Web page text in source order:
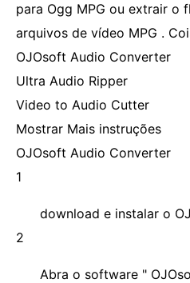
para Ogg MPG ou extrair o
arquivos de vídeo MPG .
OJOsoft Audio Converter
Ultra Audio Ripper
Video to Audio Cutter
Mostrar Mais instruções
OJOsoft Audio Converter
1
download e instalar o
2
Abra o software "